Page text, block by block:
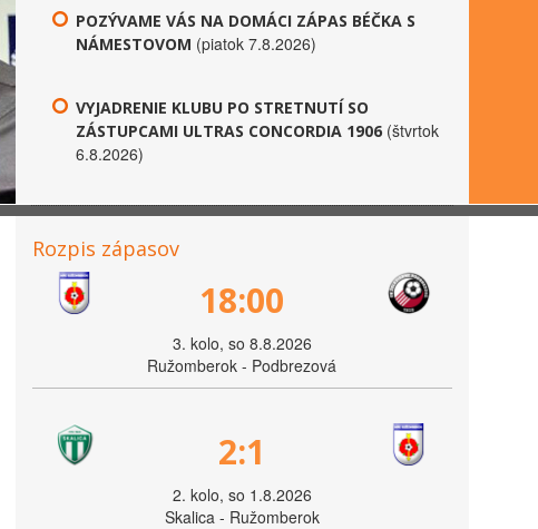
POZÝVAME VÁS NA DOMÁCI ZÁPAS BÉČKA S
NÁMESTOVOM (piatok 7.8.2026)
VYJADRENIE KLUBU PO STRETNUTÍ SO
ZÁSTUPCAMI ULTRAS CONCORDIA 1906 (štvrtok
6.8.2026)
Rozpis zápasov
18:00
3. kolo, so 8.8.2026
Ružomberok - Podbrezová
2:1
2. kolo, so 1.8.2026
Skalica - Ružomberok